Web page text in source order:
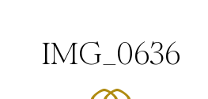
IMG_0636